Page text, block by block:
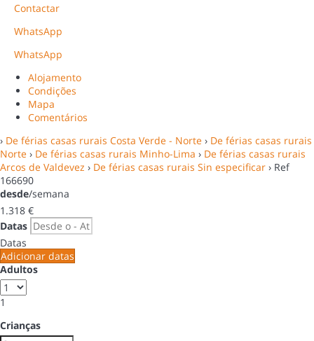
Contactar
WhatsApp
WhatsApp
Alojamento
Condições
Mapa
Comentários
› De férias casas rurais Costa Verde - Norte › De férias casas rurais
Norte › De férias casas rurais Minho-Lima › De férias casas rurais
Arcos de Valdevez › De férias casas rurais Sin especificar › Ref
166690
desde/semana
1.318 €
Datas
Datas
Adicionar datas
Adultos
1
Crianças